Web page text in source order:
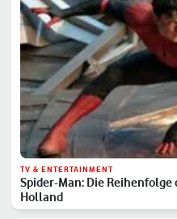
TV & ENTERTAINMENT
Spider-Man: Die
Holland